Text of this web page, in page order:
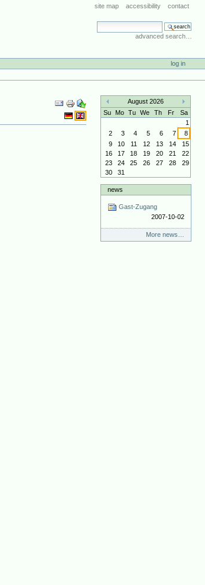
site map accessibility contact
search site
advanced search…
log in
Document
Actions
«
August 2026
»
Su Mo Tu We Th Fr
Sa
1
2
3 4 5 6 7
8
9
10 11 12 13 14
15
16
17 18 19 20 21
22
23
24 25 26 27 28
29
30
31
news
Gast-Zugang
2007-10-02
More news…